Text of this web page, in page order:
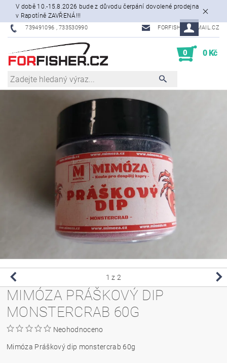
V době 10.-15.8.2026 bude z důvodu čerpání dovolené prodejna
v Rapotíně ZAVŘENÁ!!!
739491096 , 733530990 FORFISHER@EMAIL.CZ
0 0 Kč
1 z 2
MIMÓZA PRÁŠKOVÝ DIP
MONSTERCRAB 60G
Neohodnoceno
Mimóza Práškový dip monstercrab 60g